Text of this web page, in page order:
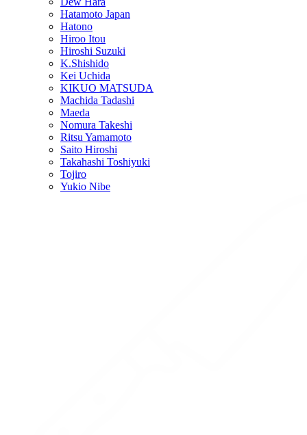
Hatamoto Japan
Hatono
Hiroo Itou
Hiroshi Suzuki
K.Shishido
Kei Uchida
KIKUO MATSUDA
Machida Tadashi
Maeda
Nomura Takeshi
Ritsu Yamamoto
Saito Hiroshi
Takahashi Toshiyuki
Tojiro
Yukio Nibe